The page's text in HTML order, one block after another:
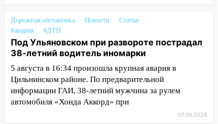
13:01 В Димитровграде мужчина
выбросил из машины страйкбольную
гранату: его задержали
12:34 На Ульяновскую область
надвигается сильнейшая непогода: град
и шквал до 27 м/с
12:31
Ульяновец хотел купить иномарку
из Европы и потерял 760 тысяч рублей
Дорожная обстановка Новости
Статьи
#авария
#ДТП
Под Ульяновском при развороте пострадал
38-летний водитель иномарки
5 августа в 16:34 произошла крупная авария в
Цильнинском районе. По предварительной
информации ГАИ, 38-летний мужчина за рулем
автомобиля «Хонда Аккорд» при
07.08.2026